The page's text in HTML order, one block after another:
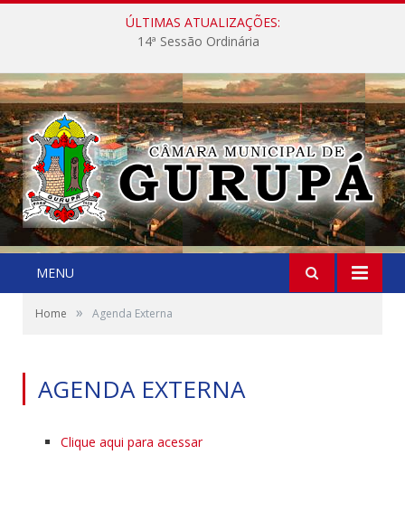
ÚLTIMAS ATUALIZAÇÕES:
14ª Sessão Ordinária
MENU
Home » Agenda Externa
AGENDA EXTERNA
Clique aqui para acessar